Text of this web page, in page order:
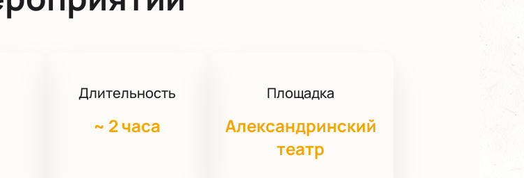
Длительность
~ 2 часа
Площадка
Александринский
театр